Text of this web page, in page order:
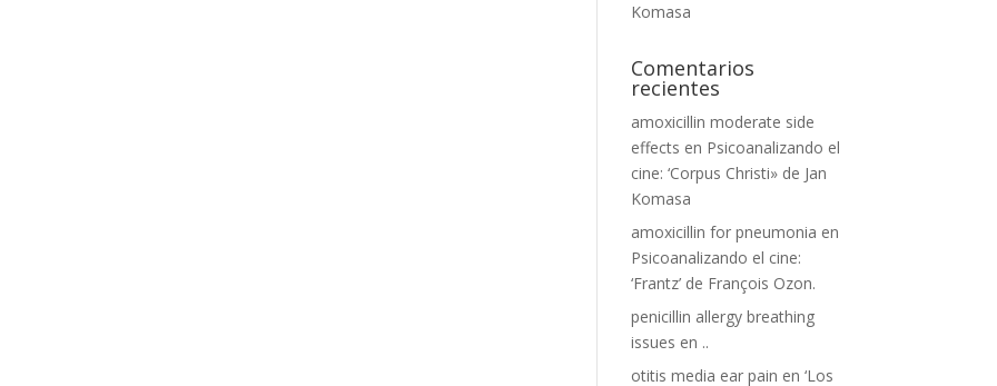
Komasa
Comentarios
recientes
amoxicillin moderate side
effects en Psicoanalizando el
cine: ‘Corpus Christi» de Jan
Komasa
amoxicillin for pneumonia en
Psicoanalizando el cine:
‘Frantz’ de François Ozon.
penicillin allergy breathing
issues en ..
otitis media ear pain en‘Los